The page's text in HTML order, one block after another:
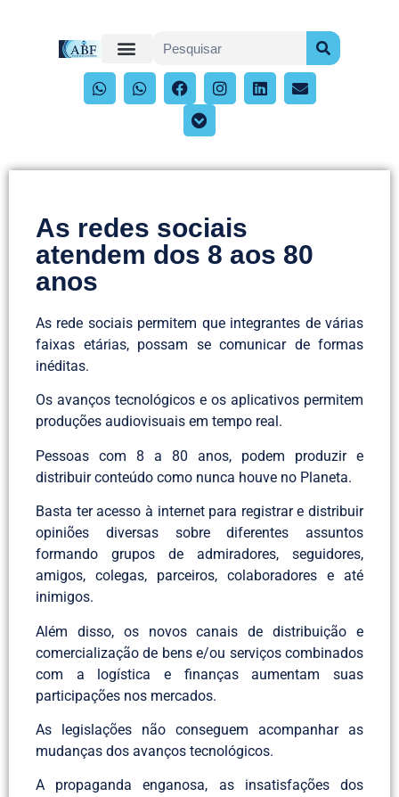
As redes sociais
atendem dos 8 aos 80
anos
As rede sociais permitem que integrantes de várias
faixas etárias, possam se comunicar de formas
inéditas.
Os avanços tecnológicos e os aplicativos permitem
produções audiovisuais em tempo real.
Pessoas com 8 a 80 anos, podem produzir e
distribuir conteúdo como nunca houve no Planeta.
Basta ter acesso à internet para registrar e distribuir
opiniões diversas sobre diferentes assuntos
formando grupos de admiradores, seguidores,
amigos, colegas, parceiros, colaboradores e até
inimigos.
Além disso, os novos canais de distribuição e
comercialização de bens e/ou serviços combinados
com a logística e finanças aumentam suas
participações nos mercados.
As legislações não conseguem acompanhar as
mudanças dos avanços tecnológicos.
A propaganda enganosa, as insatisfações dos